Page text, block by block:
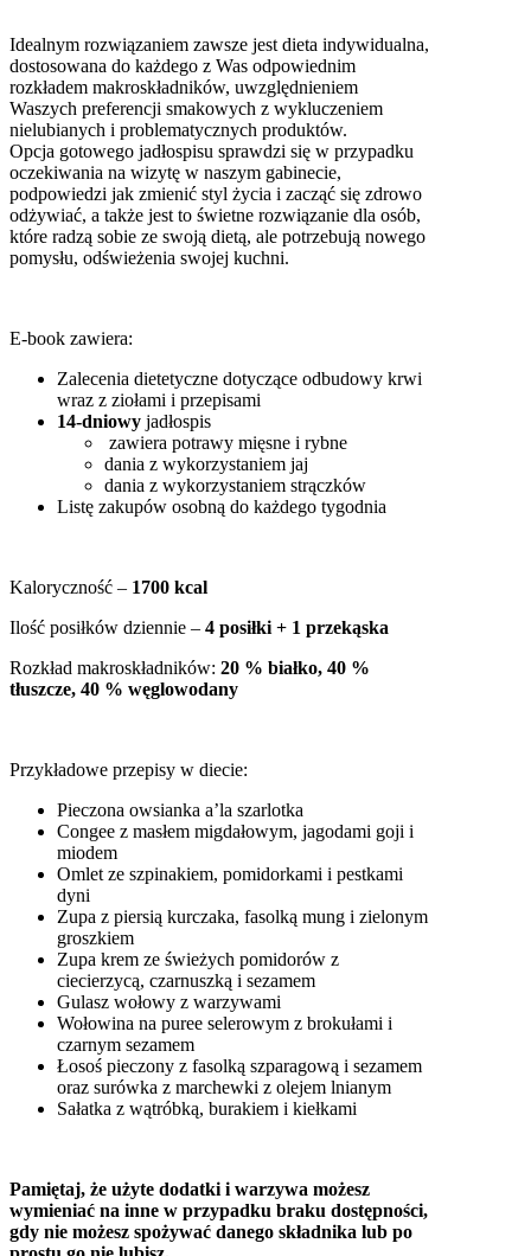
Idealnym rozwiązaniem zawsze jest dieta indywidualna,
dostosowana do każdego z Was odpowiednim
rozkładem makroskładników, uwzględnieniem
Waszych preferencji smakowych z wykluczeniem
nielubianych i problematycznych produktów.
Opcja gotowego jadłospisu sprawdzi się w przypadku
oczekiwania na wizytę w naszym gabinecie,
podpowiedzi jak zmienić styl życia i zacząć się zdrowo
odżywiać, a także jest to świetne rozwiązanie dla osób,
które radzą sobie ze swoją dietą, ale potrzebują nowego
pomysłu, odświeżenia swojej kuchni.
E-book zawiera:
Zalecenia dietetyczne dotyczące odbudowy krwi
wraz z ziołami i przepisami
14-dniowy jadłospis
zawiera potrawy mięsne i rybne
dania z wykorzystaniem jaj
dania z wykorzystaniem strączków
Listę zakupów osobną do każdego tygodnia
Kaloryczność – 1700 kcal
Ilość posiłków dziennie – 4 posiłki + 1 przekąska
Rozkład makroskładników: 20 % białko, 40 %
tłuszcze, 40 % węglowodany
Przykładowe przepisy w diecie:
Pieczona owsianka a’la szarlotka
Congee z masłem migdałowym, jagodami goji i
miodem
Omlet ze szpinakiem, pomidorkami i pestkami
dyni
Zupa z piersią kurczaka, fasolką mung i zielonym
groszkiem
Zupa krem ze świeżych pomidorów z
ciecierzycą, czarnuszką i sezamem
Gulasz wołowy z warzywami
Wołowina na puree selerowym z brokułami i
czarnym sezamem
Łosoś pieczony z fasolką szparagową i sezamem
oraz surówka z marchewki z olejem lnianym
Sałatka z wątróbką, burakiem i kiełkami
Pamiętaj, że użyte dodatki i warzywa możesz
wymieniać na inne w przypadku braku dostępności,
gdy nie możesz spożywać danego składnika lub po